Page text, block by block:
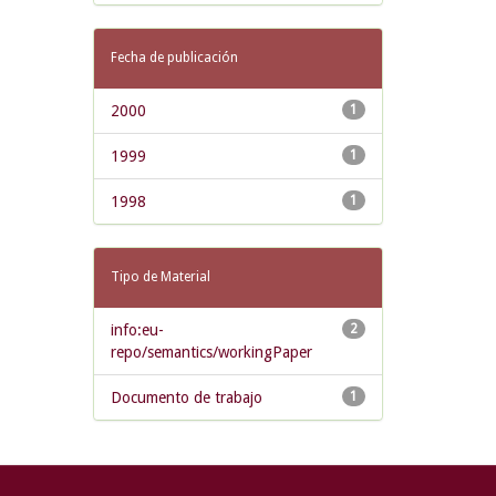
Fecha de publicación
1
2000
1
1999
1
1998
Tipo de Material
2
info:eu-
repo/semantics/workingPaper
1
Documento de trabajo